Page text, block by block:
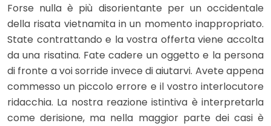
Forse nulla è più disorientante per un occidentale
della risata vietnamita in un momento inappropriato.
State contrattando e la vostra offerta viene accolta
da una risatina. Fate cadere un oggetto e la persona
di fronte a voi sorride invece di aiutarvi. Avete appena
commesso un piccolo errore e il vostro interlocutore
ridacchia. La nostra reazione istintiva è interpretarla
come derisione, ma nella maggior parte dei casi è